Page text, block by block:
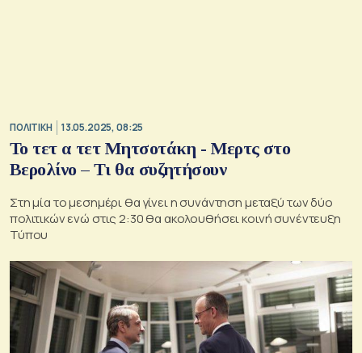
ΠΟΛΙΤΙΚΗ 13.05.2025, 08:25
Το τετ α τετ Μητσοτάκη - Μερτς στο
Βερολίνο – Τι θα συζητήσουν
Στη μία το μεσημέρι θα γίνει η συνάντηση μεταξύ των δύο
πολιτικών ενώ στις 2:30 θα ακολουθήσει κοινή συνέντευξη
Τύπου